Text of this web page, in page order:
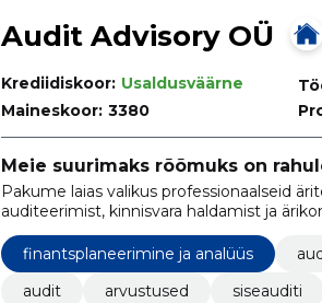
Audit Advisory OÜ
Krediidiskoor: Usaldusväärne
Maineskoor: 3380
Meie suurimaks rõõmuks on
Pakume laias valikus professionaalseid
auditeerimist, kinnisvara haldamist ja
finantsplaneerimine ja analüüs
audit
arvustused
siseauditi